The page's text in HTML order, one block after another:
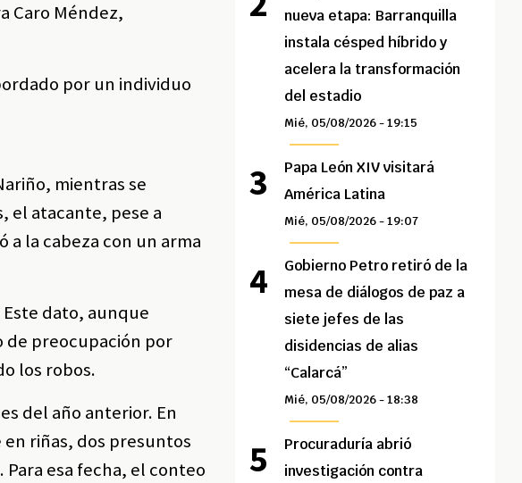
Caro Méndez,
por un individuo
mientras se
el atacante, pese a
la cabeza con un arma
dato, aunque
de preocupación por
los robos.
del año anterior. En
en riñas, dos presuntos
esa fecha, el conteo
nueva etapa: Barranquilla
instala césped híbrido y
acelera la transformación
del estadio
Mié, 05/08/2026 - 19:15
Papa León XIV visitará
América Latina
Mié, 05/08/2026 - 19:07
Gobierno Petro retiró de la
mesa de diálogos de paz a
siete jefes de las
disidencias de alias
“Calarcá”
Mié, 05/08/2026 - 18:38
Procuraduría abrió
investigación contra